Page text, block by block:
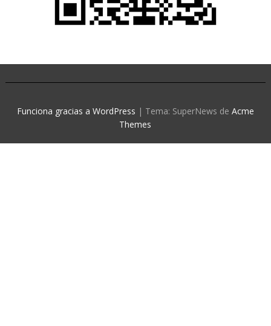
Funciona gracias a WordPress | Tema: SuperNews de Acme
Themes